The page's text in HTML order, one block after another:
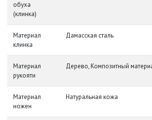
обуха
(клинка)
Материал
клинка
Дамасская сталь
Материал
рукояти
Дерево, Композитный
Материал
ножен
Натуральная кожа